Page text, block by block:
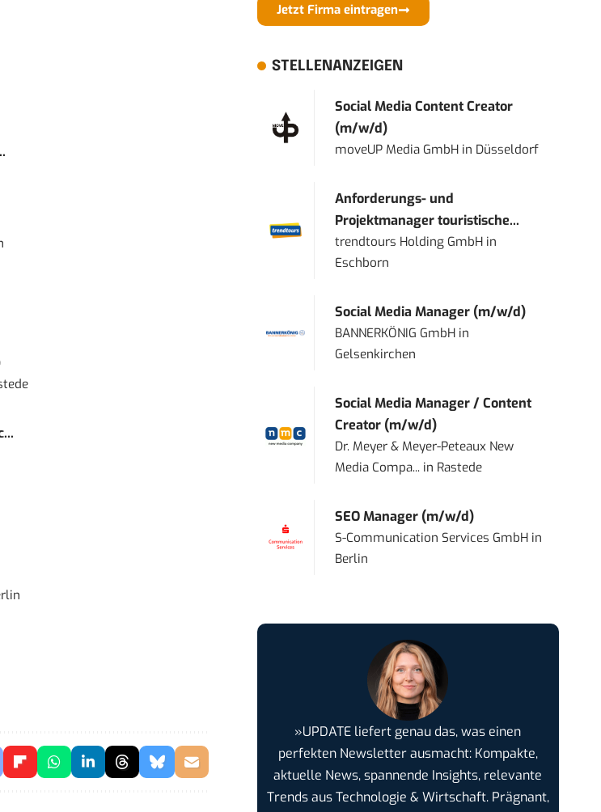
Jetzt Firma eintragen
STELLENANZEIGEN
Social Media Content Creator
(m/w/d)
moveUP Media GmbH in Düsseldorf
Anforderungs- und
Projektmanager touristische...
trendtours Holding GmbH in
Eschborn
Social Media Manager (m/w/d)
BANNERKÖNIG GmbH in
Gelsenkirchen
Social Media Manager / Content
Creator (m/w/d)
Dr. Meyer & Meyer-Peteaux New
Media Compa... in Rastede
SEO Manager (m/w/d)
S-Communication Services GmbH in
Berlin
»UPDATE liefert genau das, was einen
perfekten Newsletter ausmacht: Kompakte,
aktuelle News, spannende Insights, relevante
Trends aus Technologie & Wirtschaft. Prägnant,